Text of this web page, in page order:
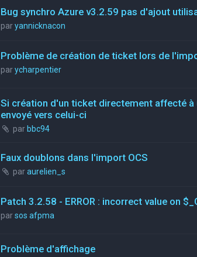
Bug synchro Azure v3.2.59 pas d'ajout
paryannicknacon
Problème de création de ticket lors de
parycharpentier
Si création d'un ticket directement affecté à
envoyé vers celui-ci
par bbc94
Faux doublons dans l'import OCS
paraurelien_s
Patch 3.2.58 - ERROR : incorrect value on
parsos afpma
Problème d'affichage